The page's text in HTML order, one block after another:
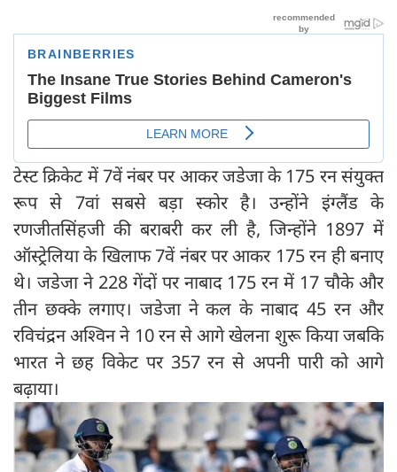
टेस्‍ट क्रिकेट में 7वें नंबर पर आकर जडेजा के 175 रन संयुक्‍त
रूप से 7वां सबसे बड़ा स्‍कोर है। उन्‍होंने इंग्‍लैंड के
रणजीतसिंहजी की बराबरी कर ली है, जिन्‍होंने 1897 में
ऑस्‍ट्रेलिया के खिलाफ 7वें नंबर पर आकर 175 रन ही बनाए
थे। जडेजा ने 228 गेंदों पर नाबाद 175 रन में 17 चौके और
तीन छक्के लगाए। जडेजा ने कल के नाबाद 45 रन और
रविचंद्रन अश्विन ने 10 रन से आगे खेलना शुरू किया जबकि
भारत ने छह विकेट पर 357 रन से अपनी पारी को आगे
बढ़ाया।